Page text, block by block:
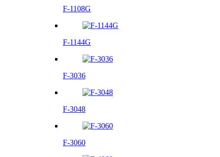
F-1108G
F-1144G
F-3036
F-3048
F-3060